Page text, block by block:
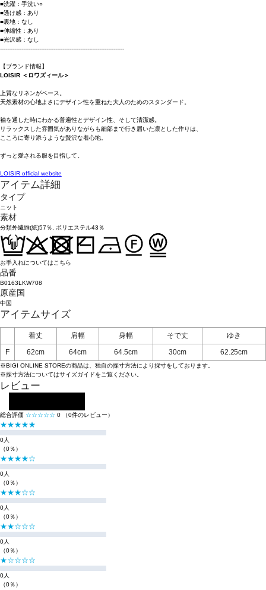
■洗濯：手洗い○
■透け感：あり
■裏地：なし
■伸縮性：あり
■光沢感：なし
----------------------------------------------------------------------
【ブランド情報】
LOISIR ＜ロワズィール＞
上質なリネンがベース。
天然素材の心地よさにデザイン性を重ねた大人のためのスタンダード。
袖を通した時にわかる普遍性とデザイン性、そして清潔感。
リラックスした雰囲気がありながらも細部まで行き届いた凛とした作りは、
こころに寄り添うような贅沢な着心地。
ずっと愛される服を目指して。
LOISIR official website
アイテム詳細
タイプ
ニット
素材
分類外繊維(紙)57％, ポリエステル43％
お手入れについてはこちら
品番
B0163LKW708
原産国
中国
アイテムサイズ
着丈 肩幅 身幅 そで丈
ゆき
F
62cm 64cm 64.5cm 30cm 62.25cm
※BIGI ONLINE STOREの商品は、独自の採寸方法により採寸をしております。
※採寸方法についてはサイズガイドをご覧ください。
レビュー
総合評価 ☆☆☆☆☆ 0 （0件のレビュー）
★★★★★
0人
（0％）
★★★★☆
0人
（0％）
★★★☆☆
0人
（0％）
★★☆☆☆
0人
（0％）
★☆☆☆☆
0人
（0％）